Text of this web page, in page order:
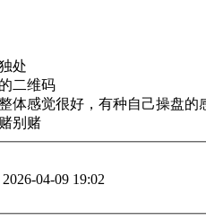
处
二维码
体感觉很好，有种自己操盘
别赌
2026-04-09 19:02